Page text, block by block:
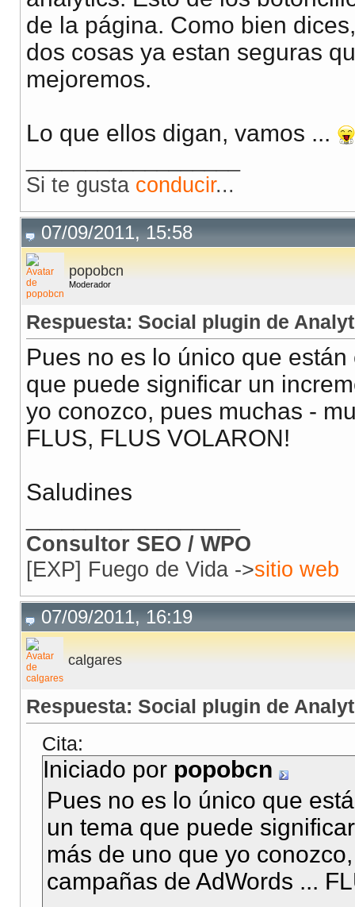
de la página. Como bien
dos cosas ya estan seguras
mejoremos.
Lo que ellos digan, vamos ...
Si te gusta conducir...
07/09/2011, 15:58
popobcn
Moderador
Respuesta: Social plugin de
Pues no es lo único que
que puede significar un
yo conozco, pues muchas -
FLUS, FLUS VOLARON!
Saludines
Consultor SEO / WPO
[EXP] Fuego de Vida ->sitio web
07/09/2011, 16:19
calgares
Respuesta: Social plugin de
Cita:
Iniciado por popobcn
Pues no es lo único que
un tema que puede
más de uno que yo
campañas de AdWords ...